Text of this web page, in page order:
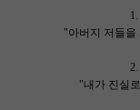
"아버지 저들을
"내가 진실